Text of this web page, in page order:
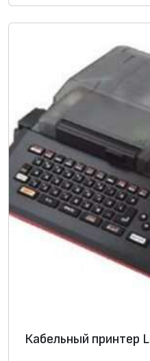
Кабельный принтер